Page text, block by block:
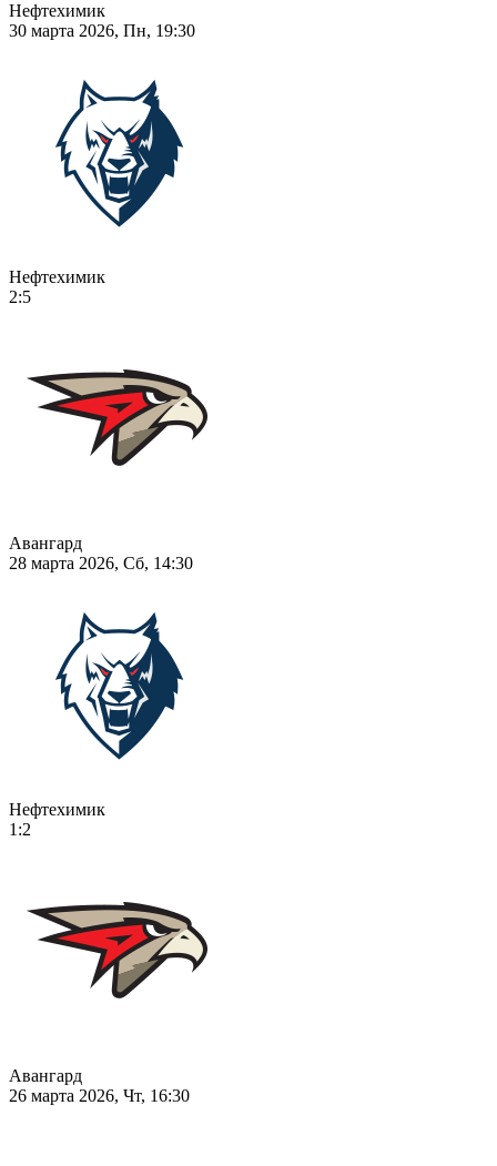
Нефтехимик
30 марта 2026, Пн, 19:30
Нефтехимик
2:5
Авангард
28 марта 2026, Сб, 14:30
Нефтехимик
1:2
Авангард
26 марта 2026, Чт, 16:30